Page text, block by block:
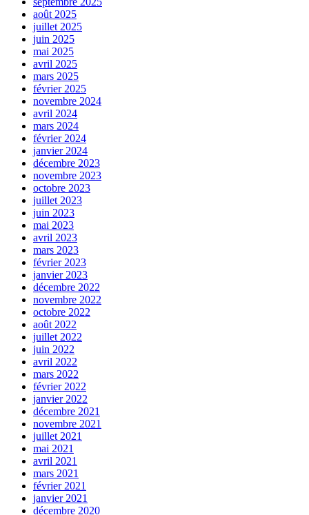
août 2025
juillet 2025
juin 2025
mai 2025
avril 2025
mars 2025
février 2025
novembre 2024
avril 2024
mars 2024
février 2024
janvier 2024
décembre 2023
novembre 2023
octobre 2023
juillet 2023
juin 2023
mai 2023
avril 2023
mars 2023
février 2023
janvier 2023
décembre 2022
novembre 2022
octobre 2022
août 2022
juillet 2022
juin 2022
avril 2022
mars 2022
février 2022
janvier 2022
décembre 2021
novembre 2021
juillet 2021
mai 2021
avril 2021
mars 2021
février 2021
janvier 2021
décembre 2020